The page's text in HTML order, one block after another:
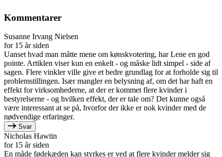
Kommentarer
Susanne Irvang Nielsen
for 15 år siden
Uanset hvad man måtte mene om kønskvotering, har Lene en god
pointe. Artiklen viser kun en enkelt - og måske lidt simpel - side af
sagen. Flere vinkler ville give et bedre grundlag for at forholde sig til
problemstillingen. Især mangler en belysning af, om det har haft en
effekt for virksomhederne, at der er kommet flere kvinder i
bestyrelserne - og hvilken effekt, der er tale om? Det kunne også
være interessant at se på, hvorfor der ikke er nok kvinder med de
nødvendige erfaringer.
Svar
Nicholas Hawtin
for 15 år siden
En måde fødekæden kan styrkes er ved at flere kvinder melder sig